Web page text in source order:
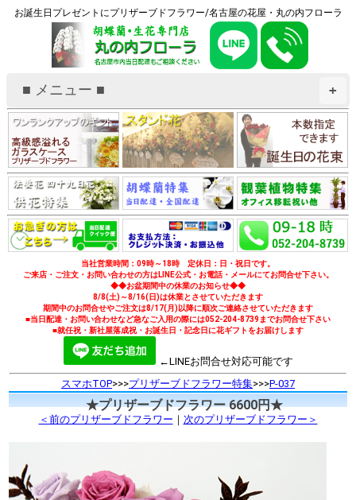
お誕生日プレゼントにプリザーブドフラワー/名古屋の花屋・丸の内フローラ
+
■ メニュー ■
当社営業時間：09時～18時 定休日：日・祝日です。
ご来店・ご注文・お問い合わせの方はLINE公式・お電話・メールにてお問合せ下さい。
◆◆お盆期間中の休業のお知らせ◆◆
8/8(土)～8/16(日)は休業とさせていただきます
期間中のお問合せやご注文は8/17(月)以降に順次ご連絡させていただきます
■当日配達・お問い合わせなど急なご入用の際には052-204-8739までお問合せ下さい
■就任祝・新社屋落成祝・お誕生日・記念日に花ギフトをお届けします
←LINEお問合せ対応可能です
スマホTOP>>>プリザーブドフラワー特集>>>P-037
★プリザーブドフラワー 6600円★
＜前のプリザーブドフラワー ｜ 次のプリザーブドフラワー＞